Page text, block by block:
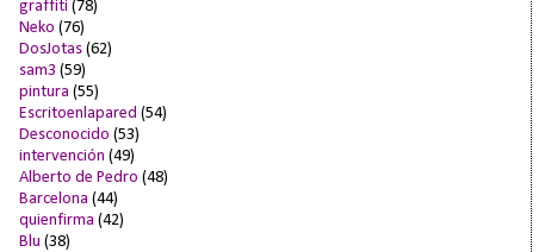
graffiti (78)
Neko (76)
DosJotas (62)
sam3 (59)
pintura (55)
Escritoenlapared (54)
Desconocido (53)
intervención (49)
Alberto de Pedro (48)
Barcelona (44)
quienfirma (42)
Blu (38)